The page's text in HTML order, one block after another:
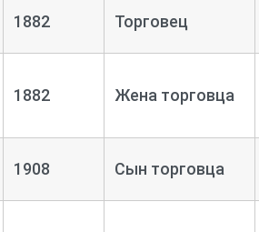
1882 Торговец
1882 Жена торговца
1908 Сын торговца